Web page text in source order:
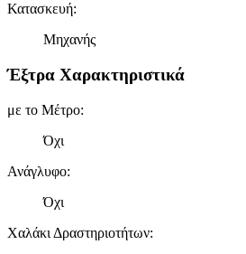
Κατασκευή:
Μηχανής
Έξτρα Χαρακτηριστικά
με το Μέτρο:
Όχι
Ανάγλυφο:
Όχι
Χαλάκι Δραστηριοτήτων: